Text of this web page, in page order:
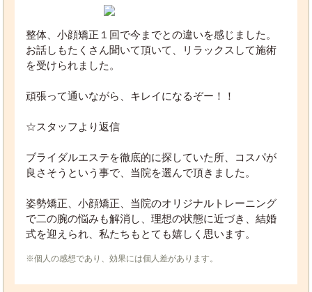
整体、小顔矯正１回で今までとの違いを感じました。
お話しもたくさん聞いて頂いて、リラックスして施術
を受けられました。
頑張って通いながら、キレイになるぞー！！
☆スタッフより返信
ブライダルエステを徹底的に探していた所、コスパが
良さそうという事で、当院を選んで頂きました。
姿勢矯正、小顔矯正、当院のオリジナルトレーニング
で二の腕の悩みも解消し、理想の状態に近づき、結婚
式を迎えられ、私たちもとても嬉しく思います。
※個人の感想であり、効果には個人差があります。